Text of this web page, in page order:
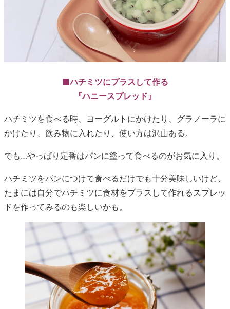
■ハチミツにプラスして作る
『ハニースプレッド』
ハチミツを食べる時、ヨーグルトにかけたり、グラノーラに
かけたり、飲み物に入れたり、使い方は沢山ある。
でも…やっぱり定番はパンに塗って食べるのがお気に入り。
ハチミツをパンにつけて食べるだけでも十分美味しいけど、
たまには自分でハチミツに食材をプラスして作れるスプレッ
ドを作ってみるのも楽しいかも。